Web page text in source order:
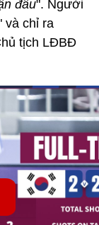
đấu". Người
và chỉ ra
tịch LĐBĐ